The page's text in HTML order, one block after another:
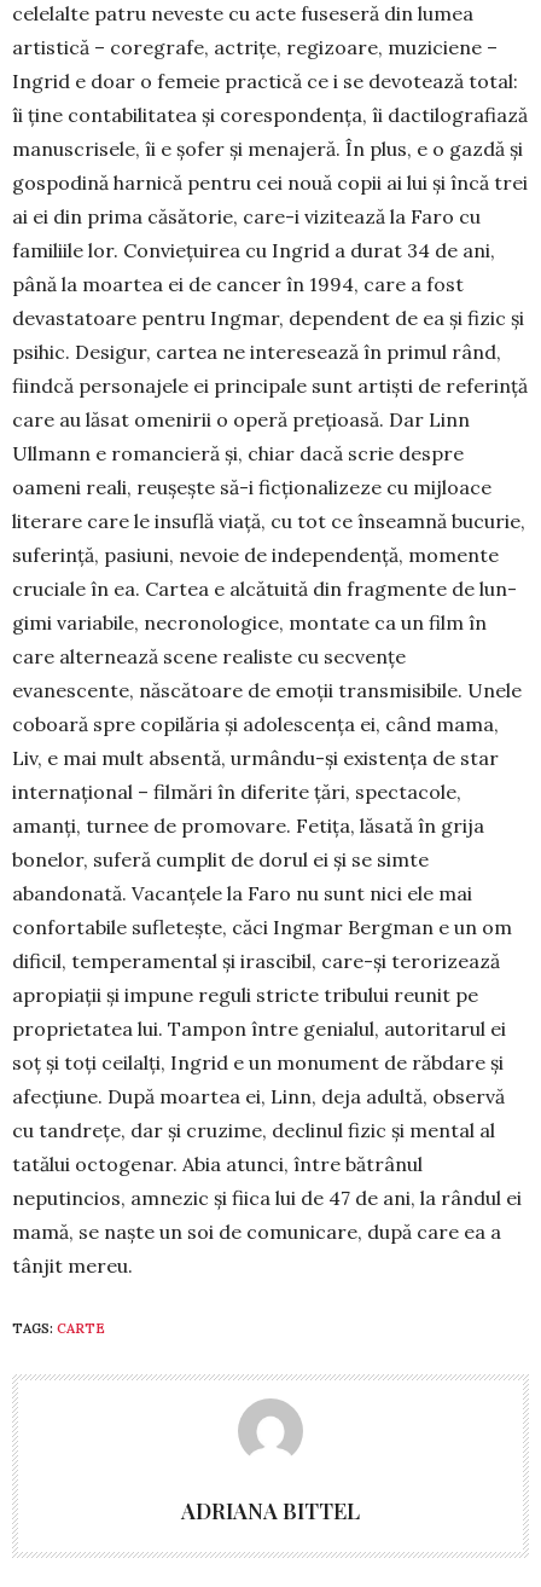
celelalte pa­tru neveste cu acte fu­seseră din lumea
artistică – co­regra­fe, actrițe, regizoa­re, muziciene –
In­grid e doar o femeie prac­tică ce i se devotează total:
îi ține conta­bi­litatea și corespon­dența, îi dac­tilo­gra­fiază
manuscrisele, îi e șofer și menajeră. În plus, e o gaz­dă și
gospodină harnică pen­tru cei nouă copii ai lui și încă trei
ai ei din prima căsătorie, ca­re-i vizitează la Faro cu
familiile lor. Conviețuirea cu Ingrid a durat 34 de ani,
până la moartea ei de cancer în 1994, care a fost
devastatoare pentru Ingmar, dependent de ea și fizic și
psihic. Desigur, cartea ne interesează în primul rând,
fiindcă personajele ei principale sunt artiști de referință
care au lăsat omenirii o operă pre­țioasă. Dar Linn
Ullmann e ro­man­cieră și, chiar dacă scrie des­pre
oameni reali, reușește să-i fic­ționalizeze cu mijloace
literare care le insuflă viață, cu tot ce în­seam­nă bucurie,
suferință, pa­si­uni, nevoie de independență, mo­men­te
cruciale în ea. Cartea e al­că­tuită din fragmente de lun­
gimi variabile, necrono­lo­gice, montate ca un film în
care alternează scene realiste cu sec­vențe
evanescente, năs­că­toare de emoții trans­misibile. Unele
coboară spre copilăria și adolescența ei, când mama,
Liv, e mai mult ab­sentă, urmându-și existența de star
internațional – filmări în di­ferite țări, spectacole,
amanți, tur­nee de promovare. Fetița, lăsată în grija
bonelor, suferă cumplit de dorul ei și se simte
abandonată. Vacanțele la Faro nu sunt nici ele mai
confortabile sufletește, căci Ingmar Bergman e un om
dificil, temperamental și irascibil, care-și terorizează
apropiații și impune reguli stricte tribului reunit pe
proprietatea lui. Tampon între genialul, autoritarul ei
soț și toți ceilalți, Ingrid e un monument de răbdare și
afecțiune. După moar­tea ei, Linn, deja adultă, observă
cu tandrețe, dar și cruzime, de­clinul fizic și mental al
tatălui oc­to­genar. Abia atunci, între bă­trânul
neputincios, amnezic și fiica lui de 47 de ani, la rândul ei
ma­mă, se naște un soi de co­mu­nicare, după care ea a
tânjit me­reu.
TAGS: CARTE
ADRIANA BITTEL